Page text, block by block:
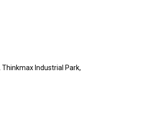
Industrial Park,